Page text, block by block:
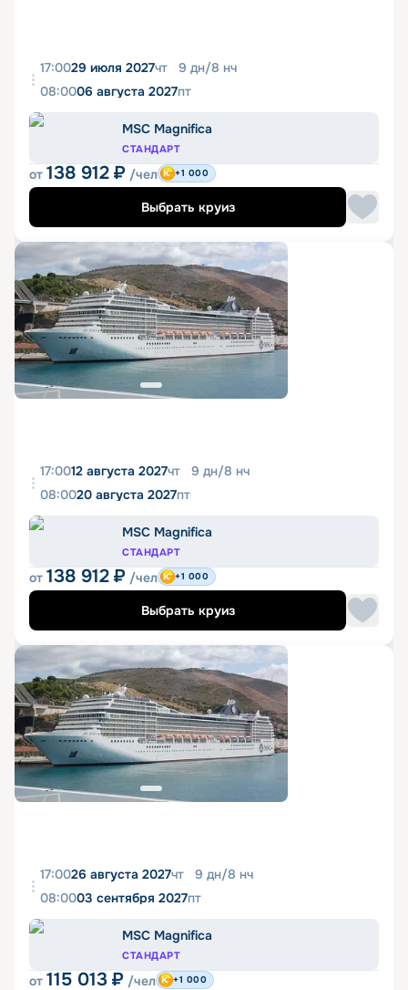
17:0029 июля 2027чт 9 дн/8 нч
08:0006 августа 2027пт
MSC Magnifica
СТАНДАРТ
от 138 912 ₽ /чел +1 000
Выбрать круиз
17:0012 августа 2027чт 9 дн/8 нч
08:0020 августа 2027пт
MSC Magnifica
СТАНДАРТ
от 138 912 ₽ /чел +1 000
Выбрать круиз
17:0026 августа 2027чт 9 дн/8 нч
08:0003 сентября 2027пт
MSC Magnifica
СТАНДАРТ
от 115 013 ₽ /чел +1 000